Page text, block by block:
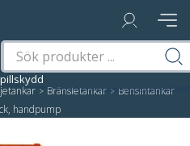
/ Bränsletankar / Bensintankar
handpump